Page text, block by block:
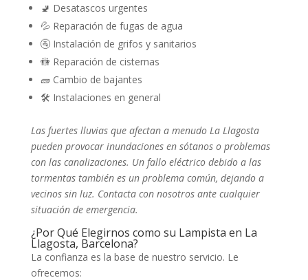
🚽 Desatascos urgentes
💦 Reparación de fugas de agua
🚰 Instalación de grifos y sanitarios
🚻 Reparación de cisternas
🧱 Cambio de bajantes
🛠️ Instalaciones en general
Las fuertes lluvias que afectan a menudo La Llagosta
pueden provocar inundaciones en sótanos o problemas
con las canalizaciones. Un fallo eléctrico debido a las
tormentas también es un problema común, dejando a
vecinos sin luz. Contacta con nosotros ante cualquier
situación de emergencia.
¿Por Qué Elegirnos como su Lampista en La
Llagosta, Barcelona?
La confianza es la base de nuestro servicio. Le
ofrecemos: